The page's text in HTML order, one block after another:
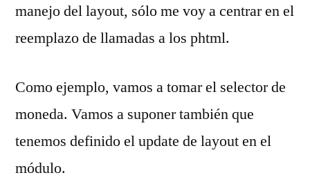
manejo del layout, sólo me voy a centrar en el
reemplazo de llamadas a los phtml.
Como ejemplo, vamos a tomar el selector de
moneda. Vamos a suponer también que
tenemos definido el update de layout en el
módulo.